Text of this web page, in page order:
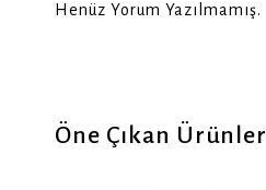
Henüz Yorum Yazılmamış.
Öne Çıkan Ürünler